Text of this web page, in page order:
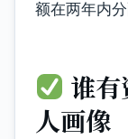
额在两年内
谁
人画像